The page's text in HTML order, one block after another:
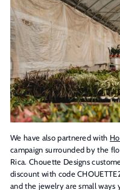
We have also partnered with
campaign surrounded by the
Rica. Chouette Designs
discount with code
and the jewelry are small